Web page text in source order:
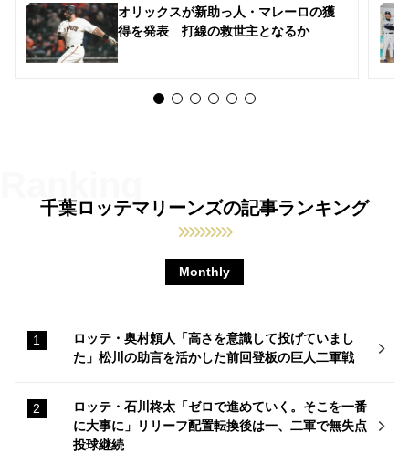
オリックスが新助っ人・マレーロの獲
得を発表 打線の救世主となるか
千葉ロッテマリーンズの記事ランキング
Monthly
ロッテ・奥村頼人「高さを意識して投げていまし
た」松川の助言を活かした前回登板の巨人二軍戦
ロッテ・石川柊太「ゼロで進めていく。そこを一番
に大事に」リリーフ配置転換後は一、二軍で無失点
投球継続